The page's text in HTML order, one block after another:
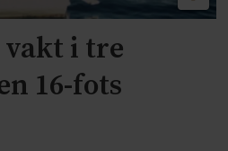
vakt i tre
16-fots